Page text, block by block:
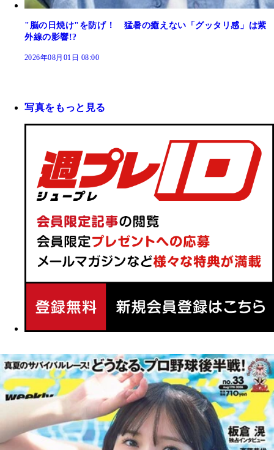
"脳の日焼け"を防げ！ 猛暑の癒えない「グッタリ感」は紫
外線の影響!?
2026年08月01日 08:00
写真をもっと見る